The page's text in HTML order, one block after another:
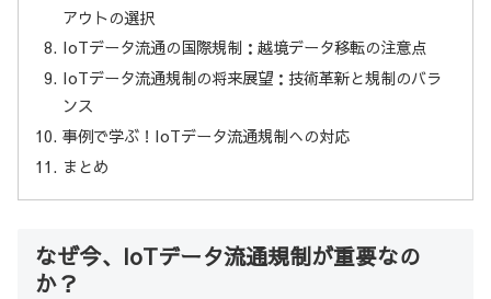
アウトの選択
IoTデータ流通の国際規制：越境データ移転の注意点
IoTデータ流通規制の将来展望：技術革新と規制のバラ
ンス
事例で学ぶ！IoTデータ流通規制への対応
まとめ
なぜ今、IoTデータ流通規制が重要なの
か？